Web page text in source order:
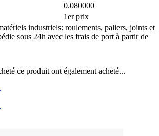
0.080000
1er prix
industriels: roulements, paliers, joints et
sous 24h avec les frais de port à partir de
ce produit ont également acheté...